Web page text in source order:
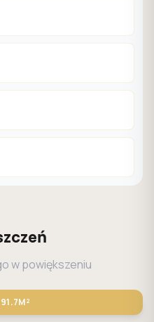
w powiększeniu
91.7M²